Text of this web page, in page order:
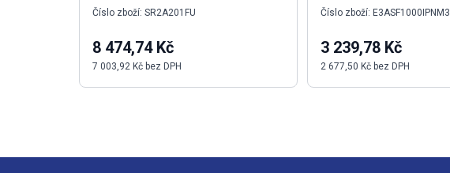
Číslo zboží: SR2A201FU
8 474,74 Kč
7 003,92 Kč bez DPH
Číslo zboží: E3ASF1000IPNM3
3 239,78 Kč
2 677,50 Kč bez DPH